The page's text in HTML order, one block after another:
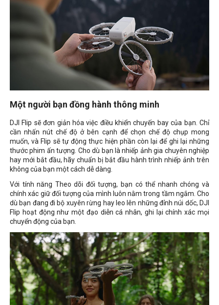
Một người bạn đồng hành thông minh
DJI Flip sẽ đơn giản hóa việc điều khiển chuyến bay của bạn. Chỉ
cần nhấn nút chế độ ở bên cạnh để chọn chế độ chụp mong
muốn, và Flip sẽ tự động thực hiện phần còn lại để ghi lại những
thước phim ấn tượng. Cho dù bạn là nhiếp ảnh gia chuyên nghiệp
hay mới bắt đầu, hãy chuẩn bị bắt đầu hành trình nhiếp ảnh trên
không của bạn một cách dễ dàng.
Với tính năng Theo dõi đối tượng, bạn có thể nhanh chóng và
chính xác giữ đối tượng của mình luôn nằm trong tầm ngắm. Cho
dù bạn đang đi bộ xuyên rừng hay leo lên những đỉnh núi dốc, DJI
Flip hoạt động như một đạo diễn cá nhân, ghi lại chính xác mọi
chuyển động của bạn.